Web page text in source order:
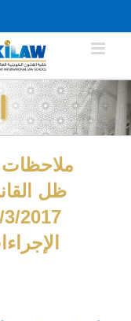
to
content